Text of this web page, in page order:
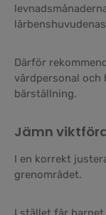
Därför
vårdpersonal och
bärställning.
Jämn
I en korrekt
grenområdet.